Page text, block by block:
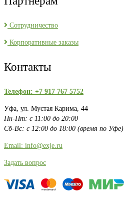
Сотрудничество
Корпоративные заказы
Контакты
Телефон: +7 917 767 5752
Уфа, ул. Мустая Карима, 44
Пн-Пт: с 11:00 до 20:00
Сб-Вс: с 12:00 до 18:00 (время по Уфе)
Email: info@exje.ru
Задать вопрос